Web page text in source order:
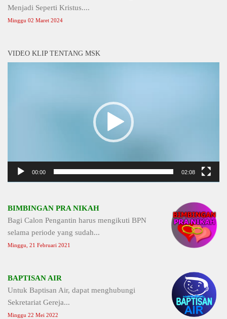
Menjadi Seperti Kristus....
Minggu 02 Maret 2024
VIDEO KLIP TENTANG MSK
00:00 02:08
BIMBINGAN PRA NIKAH
Bagi Calon Pengantin harus mengikuti BPN
selama periode yang sudah...
Minggu, 21 Februari 2021
BAPTISAN AIR
Untuk Baptisan Air, dapat menghubungi
Sekretariat Gereja...
Minggu 22 Mei 2022